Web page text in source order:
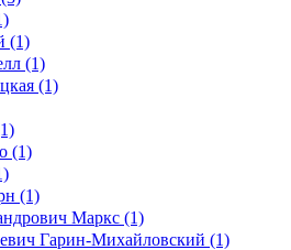
(1)
(1)
(1)
(1)
(1)
Маркс (1)
Гарин-Михайловский (1)